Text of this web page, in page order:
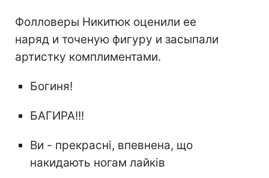
Фолловеры Никитюк оценили ее
наряд и точеную фигуру и засыпали
артистку комплиментами.
Богиня!
БАГИРА!!!
Ви - прекрасні, впевнена, що
накидають ногам лайків